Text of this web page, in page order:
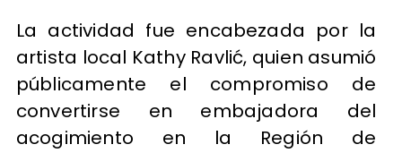
La actividad fue encabezada por la
artista local Kathy Ravlić, quien asumió
públicamente el compromiso de
convertirse en embajadora del
acogimiento en la Región de